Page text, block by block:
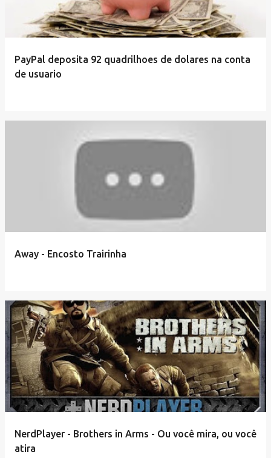
PayPal deposita 92 quadrilhoes de dolares na conta
de usuario
Away - Encosto Trairinha
NerdPlayer - Brothers in Arms - Ou você mira, ou você
atira